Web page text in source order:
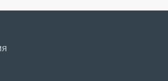
д. 1/5, оф. 3